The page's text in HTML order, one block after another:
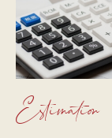
Estimation